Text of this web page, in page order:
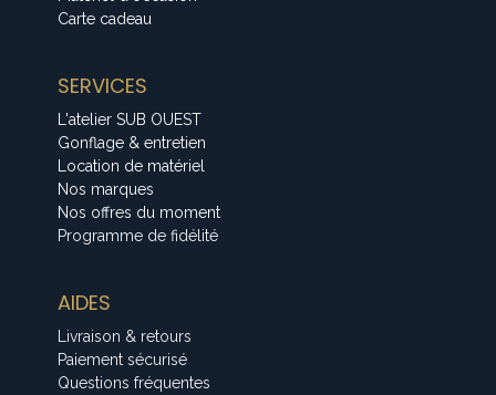
Carte cadeau
SERVICES
L'atelier SUB OUEST
Gonflage & entretien
Location de matériel
Nos marques
Nos offres du moment
Programme de fidélité
AIDES
Livraison & retours
Paiement sécurisé
Questions fréquentes